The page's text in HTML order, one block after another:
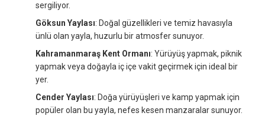
sergiliyor.
Göksun Yaylası: Doğal güzellikleri ve temiz havasıyla
ünlü olan yayla, huzurlu bir atmosfer sunuyor.
Kahramanmaraş Kent Ormanı: Yürüyüş yapmak, piknik
yapmak veya doğayla iç içe vakit geçirmek için ideal bir
yer.
Cender Yaylası: Doğa yürüyüşleri ve kamp yapmak için
popüler olan bu yayla, nefes kesen manzaralar sunuyor.